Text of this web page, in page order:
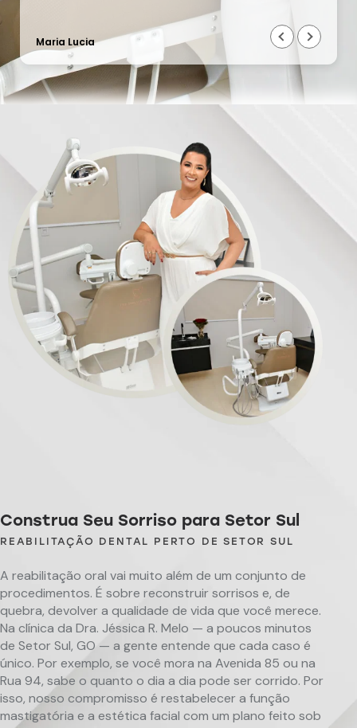
Maria Lucia
Construa Seu Sorriso para Setor Sul
REABILITAÇÃO DENTAL PERTO DE SETOR SUL
A reabilitação oral vai muito além de um conjunto de
procedimentos. É sobre reconstruir sorrisos e, de
quebra, devolver a qualidade de vida que você merece.
Na clínica da Dra. Jéssica R. Melo — a poucos minutos
de Setor Sul, GO — a gente entende que cada caso é
único. Por exemplo, se você mora na Avenida 85 ou na
Rua 94, sabe o quanto o dia a dia pode ser corrido. Por
isso, nosso compromisso é restabelecer a função
mastigatória e a estética facial com um plano feito sob